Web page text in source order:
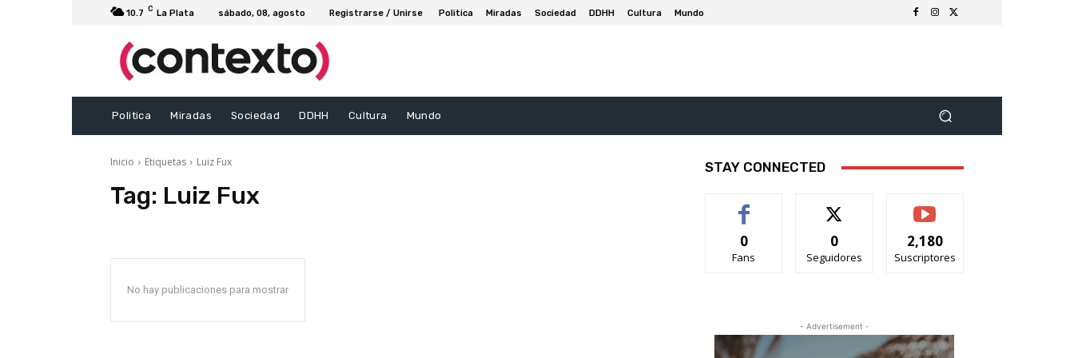
10.7 C La Plata sábado, 08, agosto Registrarse / Unirse Politica Miradas Sociedad DDHH Cultura Mundo
Politica Miradas Sociedad DDHH Cultura Mundo
Inicio Etiquetas Luiz Fux
Tag: Luiz Fux
No hay publicaciones para mostrar
STAY CONNECTED
0
Fans
0
Seguidores
2,180
Suscriptores
- Advertisement -